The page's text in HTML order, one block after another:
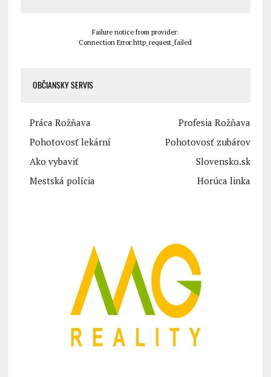
Failure notice from provider:
Connection Error:http_request_failed
OBČIANSKY SERVIS
Práca Rožňava
Profesia Rožňava
Pohotovosť lekární
Pohotovosť zubárov
Ako vybaviť
Slovensko.sk
Mestská polícia
Horúca linka